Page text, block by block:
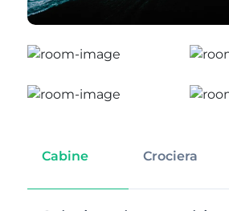
Cabine Crociera